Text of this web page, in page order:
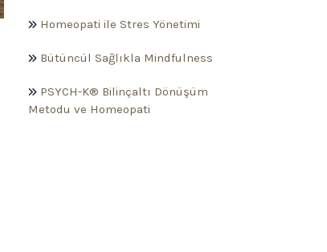
Homeopati ile Stres Yönetimi
Bütüncül Sağlıkla Mindfulness
PSYCH-K® Bilinçaltı Dönüşüm
Metodu ve Homeopati